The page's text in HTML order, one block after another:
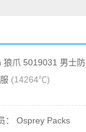
狼爪 5019031 男士防
(14264℃)
： Osprey Packs